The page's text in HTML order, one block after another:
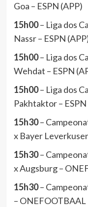
Goa – ESPN (APP)
15h00– Liga dos
Nassr – ESPN
15h00– Liga dos
Wehdat – ESPN
15h00– Liga dos
Pakhtaktor – ESPN
15h30–
x Bayer
15h30–
x Augsburg –
15h30–
– ONEFOOTBAAL